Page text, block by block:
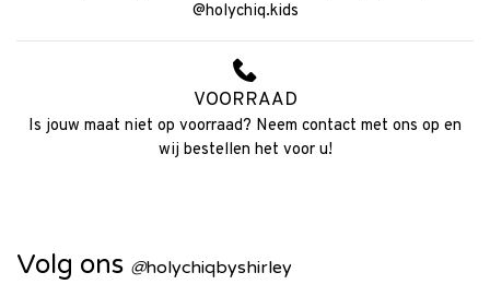
@holychiq.kids
VOORRAAD
Is jouw maat niet op voorraad? Neem contact met ons op en
wij bestellen het voor u!
Volg ons @holychiqbyshirley